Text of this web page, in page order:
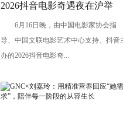
2026抖音电影奇遇夜在沪举
办，暑期档剧组、青年创作者
共话光影创作
6月16日晚，由中国电影家协会指
导、中国文联电影艺术中心支持、抖音
办的2026抖音电影奇...